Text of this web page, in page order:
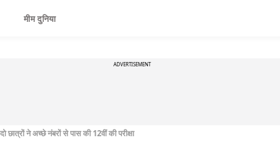
मीम दुनिया
ADVERTISEMENT
ने अच्छे नंबरों से पास की 12वीं की परीक्षा